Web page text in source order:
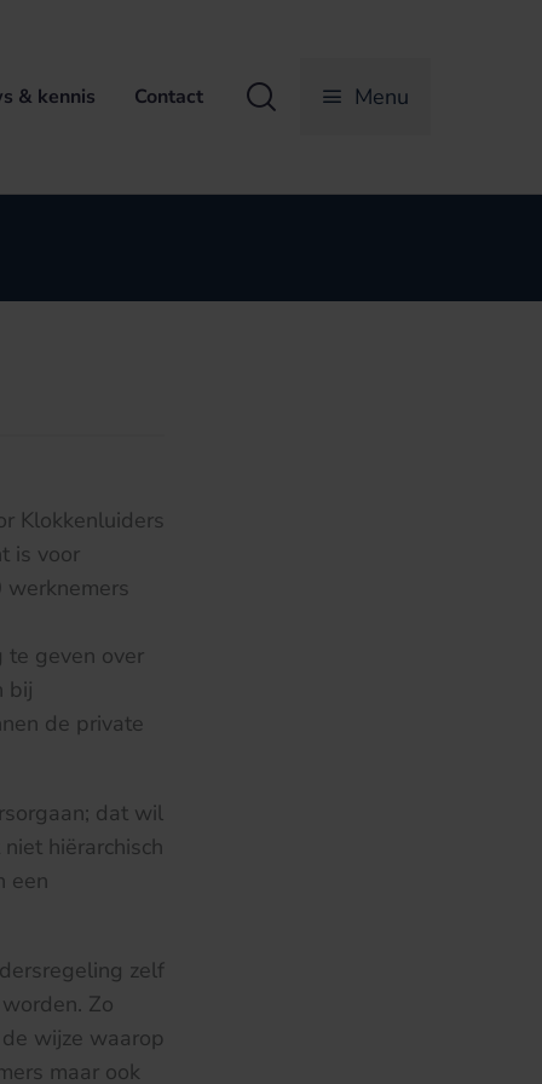
& kennis Contact Zoeken Menu
Klokkenluiders
is voor
werknemers
te geven over
bij
de private
dat wil
hiërarchisch
een
zelf
Zo
wijze waarop
maar ook